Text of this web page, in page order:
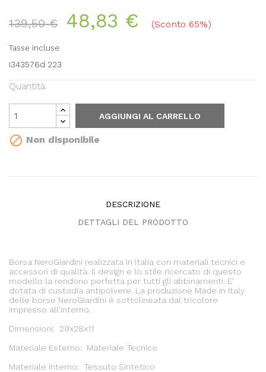
139,50 € 48,83 € Sconto 65%
Tasse incluse
i343576d 223
Quantità
AGGIUNGI AL CARRELLO
 Non disponibile
DESCRIZIONE
DETTAGLI DEL PRODOTTO
Borsa NeroGiardini realizzata in Italia con materiali tecnici e
accessori di qualità. Il design e lo stile ricercato di questo
modello la rendono perfetta per tutti gli abbinamenti. E'
dotata di custodia antipolvere. La produzione Made in Italy
delle borse NeroGiardini è sottolineata dal tricolore
impresso all'interno.
Dimensioni: 29x28x11
Materiale Esterno: Materiale Tecnico
Materiale Interno: Tessuto Sintetico